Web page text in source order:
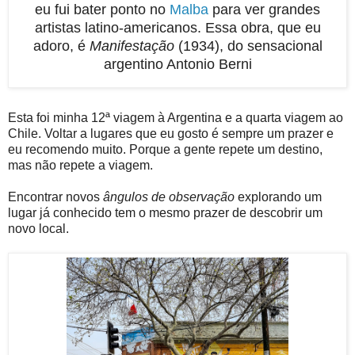
eu fui bater ponto no Malba para ver grandes
artistas latino-americanos. Essa obra, que eu
adoro, é Manifestação(1934), do sensacional
argentino Antonio Berni
Esta foi minha 12ª viagem à Argentina e a quarta viagem ao
Chile. Voltar a lugares que eu gosto é sempre um prazer e
eu recomendo muito. Porque a gente repete um destino,
mas não repete a viagem.
Encontrar novos ângulos de observação explorando um
lugar já conhecido tem o mesmo prazer de descobrir um
novo local.